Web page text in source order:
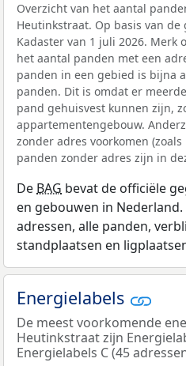
Overzicht van het aantal
Heutinkstraat. Op basis van de
Kadaster van 1 juli 2026. Merk
het aantal panden met een
panden in een gebied is bijna
panden. Dit is omdat er
pand gehuisvest kunnen zijn,
appartementengebouw.
zonder adres voorkomen
panden zonder adres zijn in
De BAG bevat de officiële
en gebouwen in Nederland.
adressen, alle panden,
standplaatsen en
Energielabels
De meest voorkomende
Heutinkstraat zijn
Energielabels C (45